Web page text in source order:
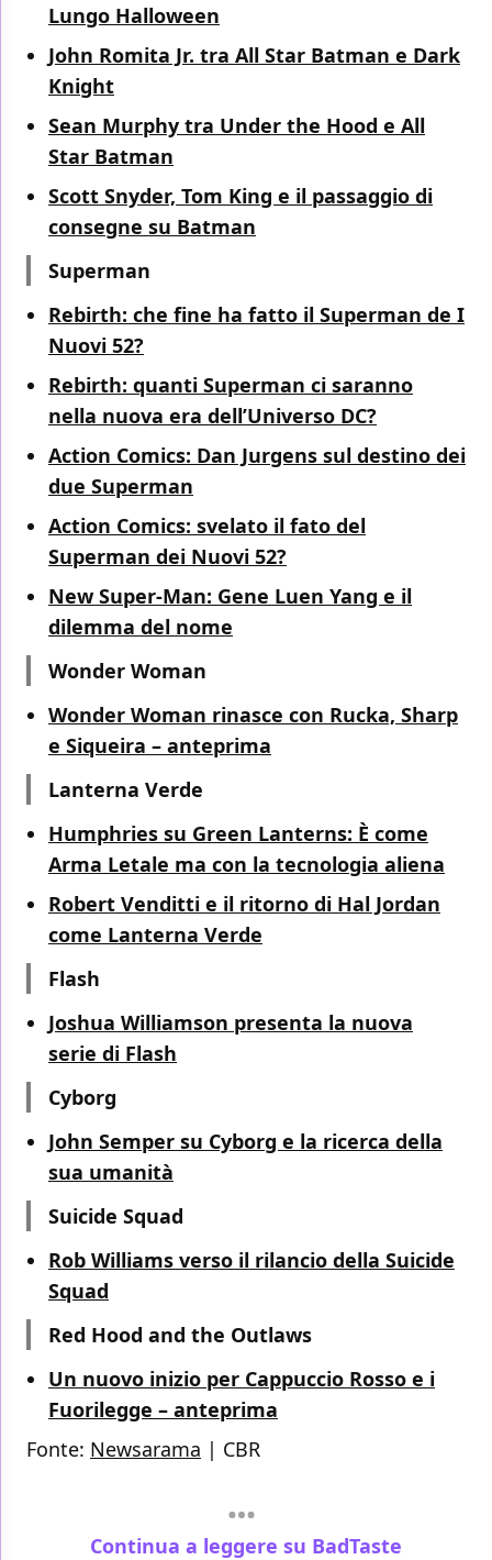
Lungo Halloween
John Romita Jr. tra All Star Batman e Dark
Knight
Sean Murphy tra Under the Hood e All
Star Batman
Scott Snyder, Tom King e il passaggio di
consegne su Batman
Superman
Rebirth: che fine ha fatto il Superman de I
Nuovi 52?
Rebirth: quanti Superman ci saranno
nella nuova era dell’Universo DC?
Action Comics: Dan Jurgens sul destino dei
due Superman
Action Comics: svelato il fato del
Superman dei Nuovi 52?
New Super-Man: Gene Luen Yang e il
dilemma del nome
Wonder Woman
Wonder Woman rinasce con Rucka, Sharp
e Siqueira – anteprima
Lanterna Verde
Humphries su Green Lanterns: È come
Arma Letale ma con la tecnologia aliena
Robert Venditti e il ritorno di Hal Jordan
come Lanterna Verde
Flash
Joshua Williamson presenta la nuova
serie di Flash
Cyborg
John Semper su Cyborg e la ricerca della
sua umanità
Suicide Squad
Rob Williams verso il rilancio della Suicide
Squad
Red Hood and the Outlaws
Un nuovo inizio per Cappuccio Rosso e i
Fuorilegge – anteprima
Fonte: Newsarama | CBR
Continua a leggere su BadTaste